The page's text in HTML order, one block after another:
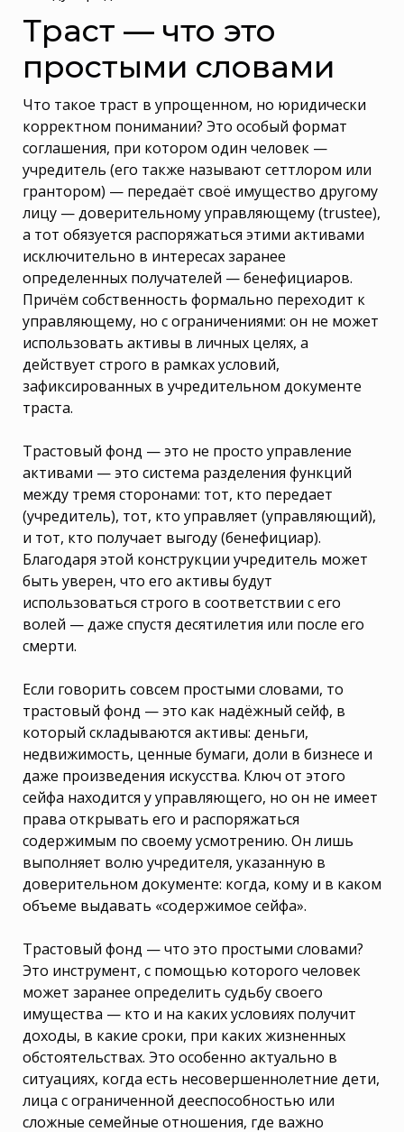
Траст — что это
простыми словами
Что такое траст в упрощенном, но юридически
корректном понимании? Это особый формат
соглашения, при котором один человек —
учредитель (его также называют сеттлором или
грантором) — передаёт своё имущество другому
лицу — доверительному управляющему (trustee),
а тот обязуется распоряжаться этими активами
исключительно в интересах заранее
определенных получателей — бенефициаров.
Причём собственность формально переходит к
управляющему, но с ограничениями: он не может
использовать активы в личных целях, а
действует строго в рамках условий,
зафиксированных в учредительном документе
траста.
Трастовый фонд — это не просто управление
активами — это система разделения функций
между тремя сторонами: тот, кто передает
(учредитель), тот, кто управляет (управляющий),
и тот, кто получает выгоду (бенефициар).
Благодаря этой конструкции учредитель может
быть уверен, что его активы будут
использоваться строго в соответствии с его
волей — даже спустя десятилетия или после его
смерти.
Если говорить совсем простыми словами, то
трастовый фонд — это как надёжный сейф, в
который складываются активы: деньги,
недвижимость, ценные бумаги, доли в бизнесе и
даже произведения искусства. Ключ от этого
сейфа находится у управляющего, но он не имеет
права открывать его и распоряжаться
содержимым по своему усмотрению. Он лишь
выполняет волю учредителя, указанную в
доверительном документе: когда, кому и в каком
объеме выдавать «содержимое сейфа».
Трастовый фонд — что это простыми словами?
Это инструмент, с помощью которого человек
может заранее определить судьбу своего
имущества — кто и на каких условиях получит
доходы, в какие сроки, при каких жизненных
обстоятельствах. Это особенно актуально в
ситуациях, когда есть несовершеннолетние дети,
лица с ограниченной дееспособностью или
сложные семейные отношения, где важно